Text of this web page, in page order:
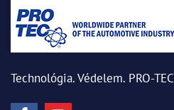
Technológia. Védelem. PRO-TEC